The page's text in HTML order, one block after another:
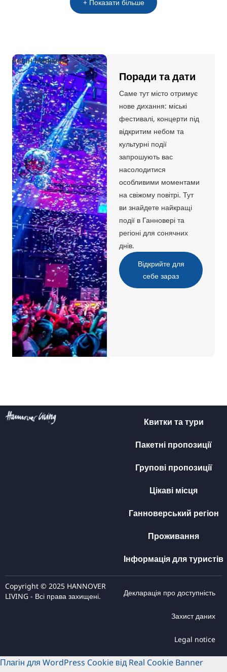
+ Показати більше
Кевін Мюнкель
Поради та дати
Саме тут місто отримує
нове дихання: міські
фестивалі, концерти під
відкритим небом та
культурні події
запрошують вас
насолодитися
особливими моментами
на свіжому повітрі. Тут
ви знайдете найкращі
події в Ганновері та
регіоні для сонячних
днів.
Відкрийте для
себе зараз
Квитки та тури
Пакетні пропозиції
Групові пропозиції
Цікаві місця
Ганноверський регіон
Проживання
Інформація для туристів
Copyright © 2025 HANNOVER
LIVING - Всі права захищені.
Декларація про доступність
Захист даних
Legal notice
Плагін для WordPress Cookie від Real Cookie Banner